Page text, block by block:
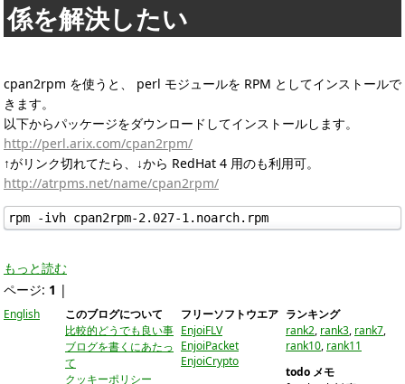
係を解決したい
cpan2rpm を使うと、 perl モジュールを RPM としてインストールで
きます。
以下からパッケージをダウンロードしてインストールします。
http://perl.arix.com/cpan2rpm/
↑がリンク切れてたら、↓から RedHat 4 用のも利用可。
http://atrpms.net/name/cpan2rpm/
もっと読む
ページ: 1 |
English
このブログについて
比較的どうでも良い事
ブログを書くにあたっ
て
クッキーポリシー
フリーソフトウエア
EnjoiFLV
EnjoiPacket
EnjoiCrypto
ランキング
rank2, rank3, rank7,
rank10, rank11
todo メモ